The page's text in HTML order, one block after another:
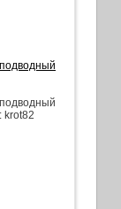
krot82